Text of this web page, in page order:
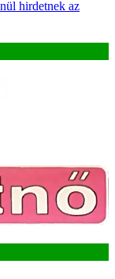
hirdetnek az